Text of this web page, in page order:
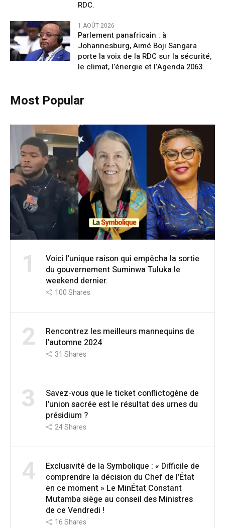
RDC.
1 AOÛT 2026
Parlement panafricain : à
Johannesburg, Aimé Boji Sangara
porte la voix de la RDC sur la sécurité,
le climat, l’énergie et l’Agenda 2063.
Most Popular
1
Voici l’unique raison qui empêcha la sortie
du gouvernement Suminwa Tuluka le
weekend dernier.
100Shares
2
Rencontrez les meilleurs mannequins de
l’automne 2024
31 Shares
3
Savez-vous que le ticket conflictogène de
l’union sacrée est le résultat des urnes du
présidium ?
24Shares
4
Exclusivité de la Symbolique : « Difficile de
comprendre la décision du Chef de l’État
en ce moment » Le MinÉtat Constant
Mutamba siège au conseil des Ministres
de ce Vendredi !
16Shares